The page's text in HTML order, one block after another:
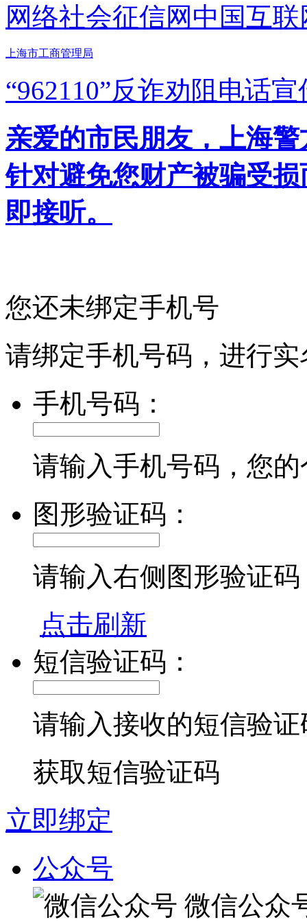
网络社会征信网 中国互
上海市工商管理局
“962110”反诈劝阻电话宣
亲爱的市民朋友，上海
针对避免您财产被骗受
即接听。
您还未绑定手机号
请绑定手机号码，进行
手机号码：
请输入手机号码，您
图形验证码：
请输入右侧图形验证码
点击刷新
短信验证码：
请输入接收的短信验证
获取短信验证码
立即绑定
公众号
微信公众